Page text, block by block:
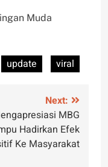
Muda
update viral
Next:
MBG
Hadirkan Efek
Ke Masyarakat